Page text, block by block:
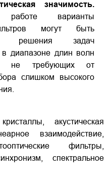
значимость.
варианты
могут быть
решения задач
в диапазоне длин волн
требующих от
слишком высокого
акустическая
взаимодействие,
фильтры,
спектральное